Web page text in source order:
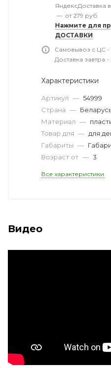
ЯндексДоставка
— от 279 руб.
Нажмите для
ДОСТАВКИ
Самовывоз с ЦС -
Доставка завтра
Характеристики
Артикул — 54999
Страна —
Материал —
Товар для — для
Габариты —
Возраст от — 3
Все характеристики
Видео